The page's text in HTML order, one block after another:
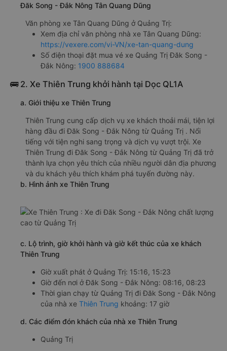
Đăk Song - Đắk Nông Tân Quang Dũng
Văn phòng xe Tân Quang Dũng ở Quảng Trị:
Xem địa chỉ văn phòng nhà xe Tân Quang Dũng:
https://vexere.com/vi-VN/xe-tan-quang-dung
Số điện thoại đặt mua vé xe Quảng Trị Đăk Song -
Đắk Nông: 1900 888684
🚌 2. Xe Thiên Trung khởi hành tại Dọc QL1A
a. Giới thiệu xe Thiên Trung
Thiên Trung cung cấp dịch vụ xe khách thoải mái, tiện lợi
hàng đầu đi Đăk Song - Đắk Nông từ Quảng Trị . Nổi
tiếng với tiện nghi sang trọng và dịch vụ vượt trội. Xe
Thiên Trung đi Đăk Song - Đắk Nông từ Quảng Trị đã trở
thành lựa chọn yêu thích của nhiều người dân địa phương
và du khách yêu thích khám phá tuyến đường này.
b. Hình ảnh xe Thiên Trung
c. Lộ trình, giờ khởi hành và giờ kết thúc của xe khách
Thiên Trung
Giờ xuất phát ở Quảng Trị: 15:16, 15:23
Giờ đến nơi ở Đăk Song - Đắk Nông: 08:16, 08:23
Thời gian chạy từ Quảng Trị đi Đăk Song - Đắk Nông
của nhà xe Thiên Trung khoảng: 17 giờ
d. Các điểm đón khách của nhà xe Thiên Trung
Quảng Trị